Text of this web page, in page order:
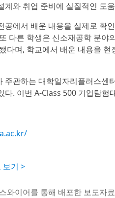
계와 취업 준비에 실질적인 도
공에서 배운 내용을 실제로 확
다른 학생은 신소재공학 분
다며, 학교에서 배운 내용을
주관하는 대학일자리플러스
다. 이번 A-Class 500 기업탐
보기 >
와이어를 통해 배포한 보도자